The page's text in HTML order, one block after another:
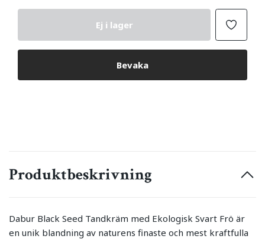
Ej i lager
Bevaka
Produktbeskrivning
Dabur Black Seed Tandkräm med Ekologisk Svart Frö är
en unik blandning av naturens finaste och mest kraftfulla